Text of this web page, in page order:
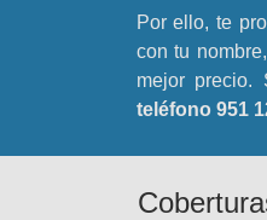
Por ello, te
con tu
mejor precio.
teléfono 951